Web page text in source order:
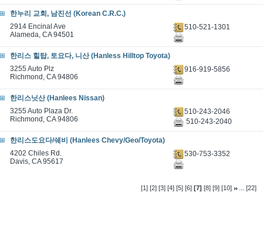
한누리 교회, 남진선 (Korean C.R.C.)
2914 Encinal Ave
Alameda, CA 94501
510-521-1301
한리스 힐탑, 토요다, 니산 (Hanless Hilltop Toyota)
3255 Auto Plz
Richmond, CA 94806
916-919-5856
한리스닛산 (Hanlees Nissan)
3255 Auto Plaza Dr.
Richmond, CA 94806
510-243-2046
510-243-2040
한리스도요다/쉐비 (Hanlees Chevy/Geo/Toyota)
4202 Chiles Rd.
Davis, CA 95617
530-753-3352
[1] [2] [3] [4] [5] [6] [7] [8] [9] [10] ...[22]